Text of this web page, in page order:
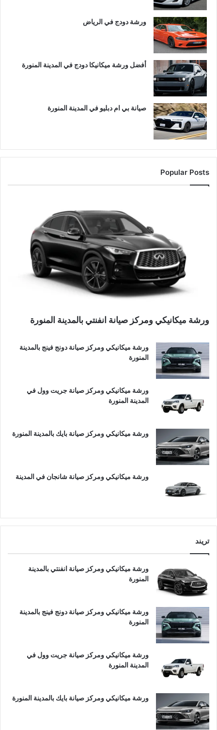
ورشة دودج في الرياض
أفضل ورشة ميكانيكا دودج في المدينة المنورة
صيانة بي ام دبليو في المدينة المنورة
Popular Posts
ورشة ميكانيكي ومركز صيانة انفنتي بالمدينة المنورة
ورشة ميكانيكي ومركز صيانة دونج فينج بالمدينة
المنورة
ورشة ميكانيكي ومركز صيانة جريت وول في
المدينة المنورة
ورشة ميكانيكي ومركز صيانة بايك بالمدينة المنورة
ورشة ميكانيكي ومركز صيانة شانجان في المدينة
تريند
ورشة ميكانيكي ومركز صيانة انفنتي بالمدينة
المنورة
ورشة ميكانيكي ومركز صيانة دونج فينج بالمدينة
المنورة
ورشة ميكانيكي ومركز صيانة جريت وول في
المدينة المنورة
ورشة ميكانيكي ومركز صيانة بايك بالمدينة المنورة